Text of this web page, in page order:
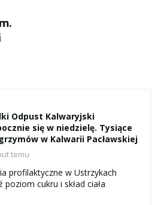
Odpust Kalwaryjski
się w niedzielę. Tysiące
w Kalwarii Pacławskiej
temu
profilaktyczne w Ustrzykach
poziom cukru i skład ciała